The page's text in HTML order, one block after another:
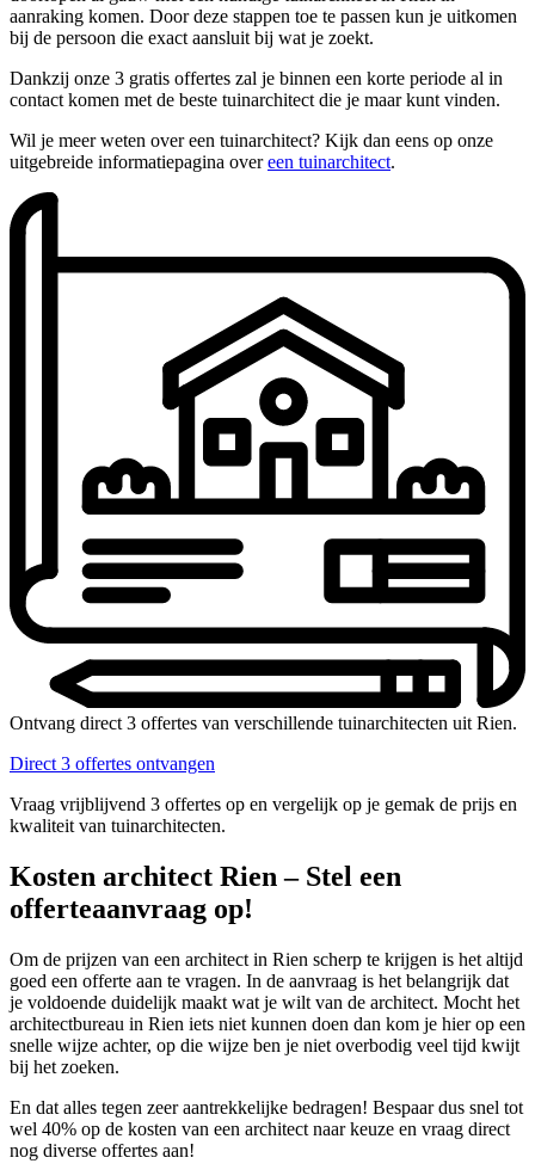
aanraking komen. Door deze stappen toe te passen kun je uitkomen
bij de persoon die exact aansluit bij wat je zoekt.
Dankzij onze 3 gratis offertes zal je binnen een korte periode al in
contact komen met de beste tuinarchitect die je maar kunt vinden.
Wil je meer weten over een tuinarchitect? Kijk dan eens op onze
uitgebreide informatiepagina overeen tuinarchitect.
Ontvang direct 3 offertes van verschillende tuinarchitecten uit Rien.
Direct 3 offertes ontvangen
Vraag vrijblijvend 3 offertes op en vergelijk op je gemak de prijs en
kwaliteit van tuinarchitecten.
Kosten architect Rien – Stel een
offerteaanvraag op!
Om de prijzen van een architect in Rien scherp te krijgen is het altijd
goed een offerte aan te vragen. In de aanvraag is het belangrijk dat
je voldoende duidelijk maakt wat je wilt van de architect. Mocht het
architectbureau in Rien iets niet kunnen doen dan kom je hier op een
snelle wijze achter, op die wijze ben je niet overbodig veel tijd kwijt
bij het zoeken.
En dat alles tegen zeer aantrekkelijke bedragen! Bespaar dus snel tot
wel 40% op de kosten van een architect naar keuze en vraag direct
nog diverse offertes aan!